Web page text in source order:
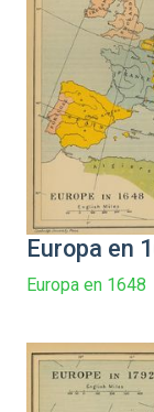
Europa en
Europa en 1648